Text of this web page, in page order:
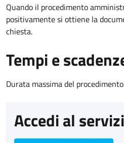
Quando il procedimento
positivamente si ottiene la
chiesta.
Tempi e
Durata massima del
Accedi al